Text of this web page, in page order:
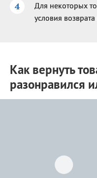
Для некоторых
условия
Как вернуть
разонравился